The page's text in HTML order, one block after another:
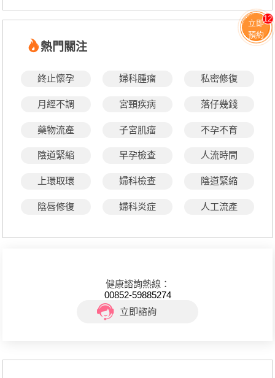
熱門關注
終止懷孕 婦科腫瘤 私密修復
月經不調 宮頸疾病 落仔幾錢
藥物流產 子宮肌瘤 不孕不育
陰道緊縮 早孕檢查 人流時間
上環取環 婦科檢查 陰道緊縮
陰唇修復 婦科炎症 人工流產
健康諮詢熱線：
00852-59885274
立即諮詢
立即
預約
12